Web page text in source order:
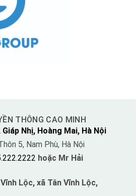
THÔNG CAO MINH
Nhị, Hoàng Mai, Hà Nội
5, Nam Phù, Hà Nội
hoặc Mr Hải
Lộc, xã Tân Vĩnh Lộc,